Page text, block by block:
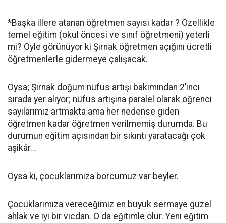
*Başka illere atanan öğretmen sayısı kadar ? Özellikle
temel eğitim (okul öncesi ve sınıf öğretmeni) yeterli
mi? Öyle görünüyor ki Şırnak öğretmen açığını ücretli
öğretmenlerle gidermeye çalışacak.
Oysa; Şırnak doğum nüfus artışı bakımından 2’inci
sırada yer alıyor; nüfus artışına paralel olarak öğrenci
sayılarımız artmakta ama her nedense giden
öğretmen kadar öğretmen verilmemiş durumda. Bu
durumun eğitim açısından bir sıkıntı yaratacağı çok
aşikâr...
Oysa ki, çocuklarımıza borcumuz var beyler.
Çocuklarımıza vereceğimiz en büyük sermaye güzel
ahlak ve iyi bir vicdan. O da eğitimle olur. Yeni eğitim